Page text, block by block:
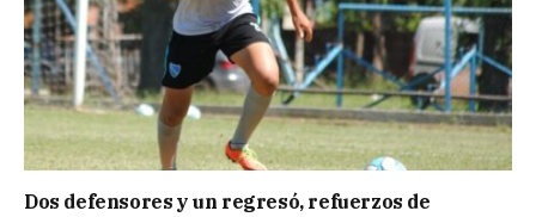
Dos defensores y un regresó, refuerzos de